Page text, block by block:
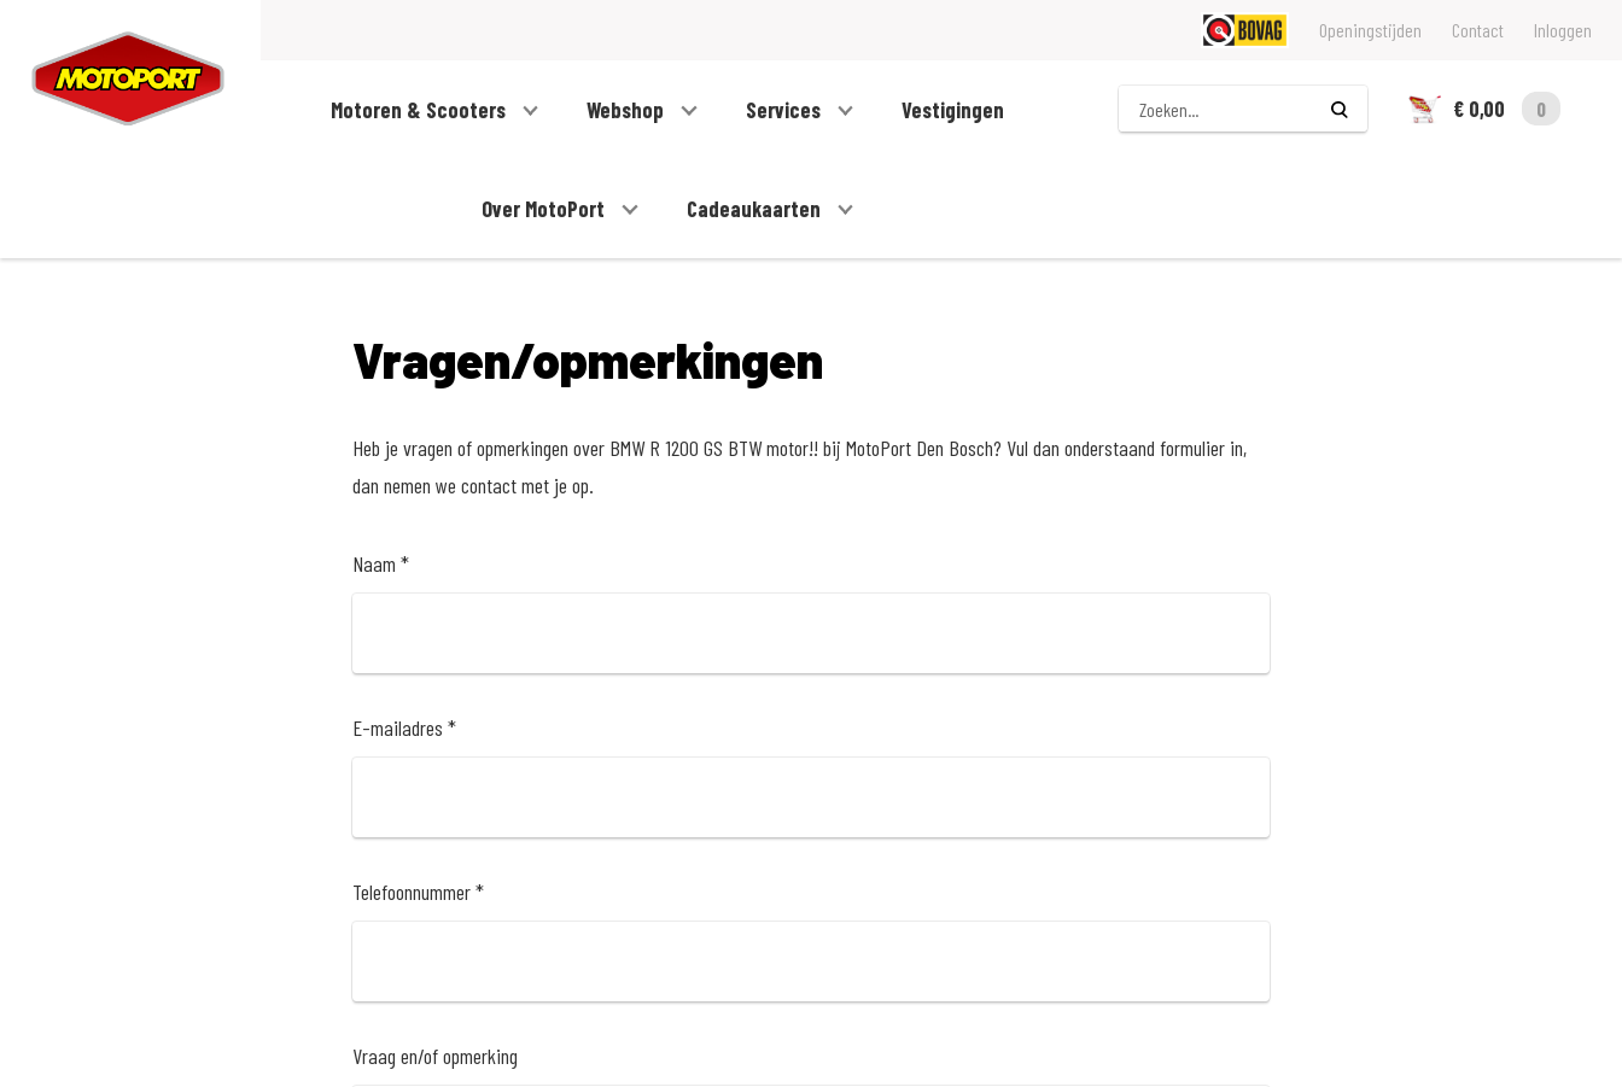
Openingstijden Contact Inloggen
Motoren & Scooters Webshop Services Vestigingen
Over MotoPort Cadeaukaarten
Zoeken
€ 0,00
0
Vragen/opmerkingen
Heb je vragen of opmerkingen over BMW R 1200 GS BTW motor!! bij MotoPort Den Bosch? Vul dan onderstaand formulier in,
dan nemen we contact met je op.
Naam *
E-mailadres *
Telefoonnummer *
Vraag en/of opmerking